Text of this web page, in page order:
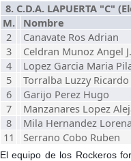
8. C.D.A. LAPUERTA "C"
M.
Nombre
2
Canavate Ros Adrian
3
Celdran Munoz Angel J.
4
Lopez Garcia Maria
5
Torralba Luzzy Ricardo
6
Garijo Perez Hugo
7
Manzanares Lopez
8
Mila Hernandez Lorena
11
Serrano Cobo Ruben
El equipo de los Rockeros